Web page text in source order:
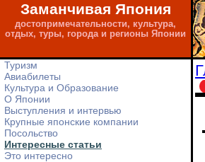
Заманчивая Япония
достопримечательности, культура,
отдых, туры, города и регионы Японии
Туризм
Авиабилеты
Культура и Образование
О Японии
Выступления и интервью
Крупные японские компании
Посольство
Интересные статьи
Это интересно